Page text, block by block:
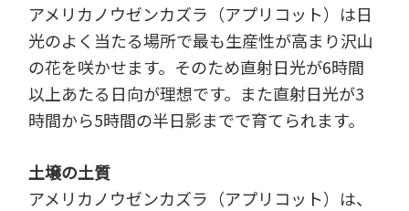
アメリカノウゼンカズラ（アプリコット）は日
光のよく当たる場所で最も生産性が高まり沢山
の花を咲かせます。そのため直射日光が6時間
以上あたる日向が理想です。また直射日光が3
時間から5時間の半日影までで育てられます。
土壌の土質
アメリカノウゼンカズラ（アプリコット）は、